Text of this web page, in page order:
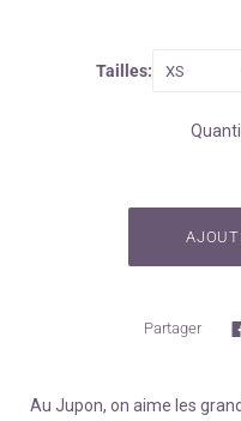
Tailles: XS
Partager
Au Jupon, on aime les